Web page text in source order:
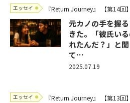
エッセイ 『Return Journey』 【第14回】
元カノの手を握
きた。「彼氏い
れたんだ？」と
て…
2025.07.19
エッセイ 『Return Journey』 【第13回】